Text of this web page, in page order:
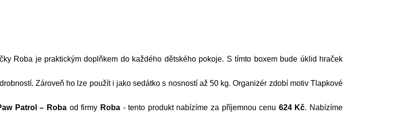
Roba je praktickým doplňkem do každého dětského pokoje. S tímto boxem bude úklid hraček
Zároveň ho lze použít i jako sedátko s nosností až 50 kg. Organizér zdobí motiv Tlapkové
Patrol – Roba od firmy Roba- tento produkt nabízíme za příjemnou cenu 624 Kč. Nabízíme